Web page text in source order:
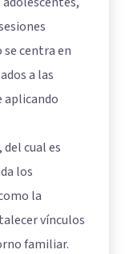
centra en
a las
aplicando
cual es
los
la
vínculos
familiar.